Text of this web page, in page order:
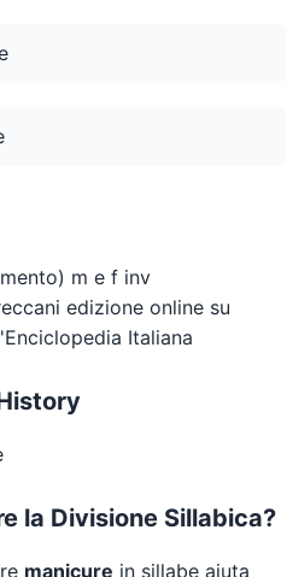
m e f inv
edizione online su
Italiana
la Divisione Sillabica?
manicure in sillabe aiuta